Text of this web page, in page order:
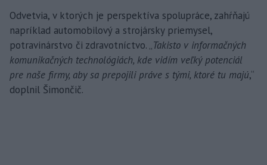
Odvetvia, v ktorých je perspektíva spolupráce, zahŕňajú
napríklad automobilový a strojársky priemysel,
potravinárstvo či zdravotníctvo. „Takisto v informačných
komunikačných technológiách, kde vidím veľký potenciál
pre naše firmy, aby sa prepojili práve s tými, ktoré tu majú,“
doplnil Šimončič.